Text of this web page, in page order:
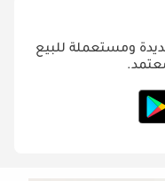
30،000 سيارة جديدة ومستعملة للبيع